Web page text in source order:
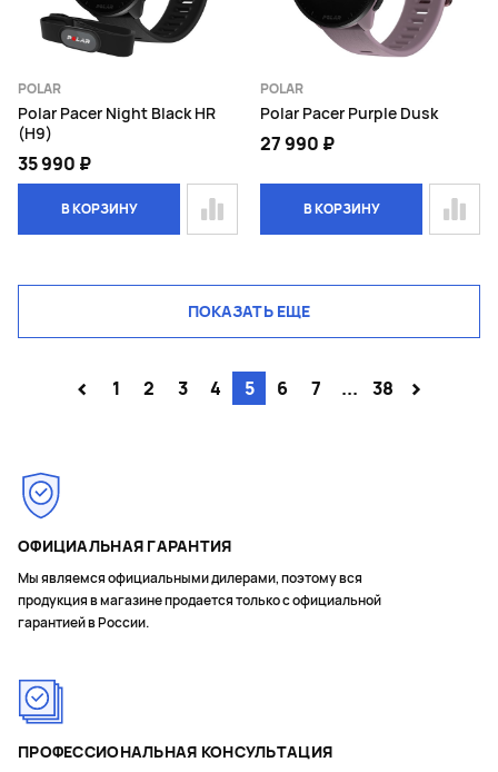
POLAR
Polar Pacer Night Black HR
(H9)
35 990 ₽
В КОРЗИНУ
POLAR
Polar Pacer Purple Dusk
27 990 ₽
В КОРЗИНУ
ПОКАЗАТЬ ЕЩЕ
< 1 2 3 4 5 6 7 ... 38 >
ОФИЦИАЛЬНАЯ ГАРАНТИЯ
Мы являемся официальными дилерами, поэтому вся
продукция в магазине продается только с официальной
гарантией в России.
ПРОФЕССИОНАЛЬНАЯ КОНСУЛЬТАЦИЯ